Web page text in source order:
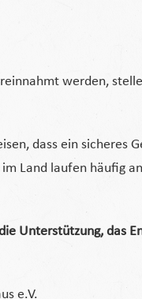
werden,
dass ein sicheres
Land laufen häufig
Unterstützung, das
e.V.